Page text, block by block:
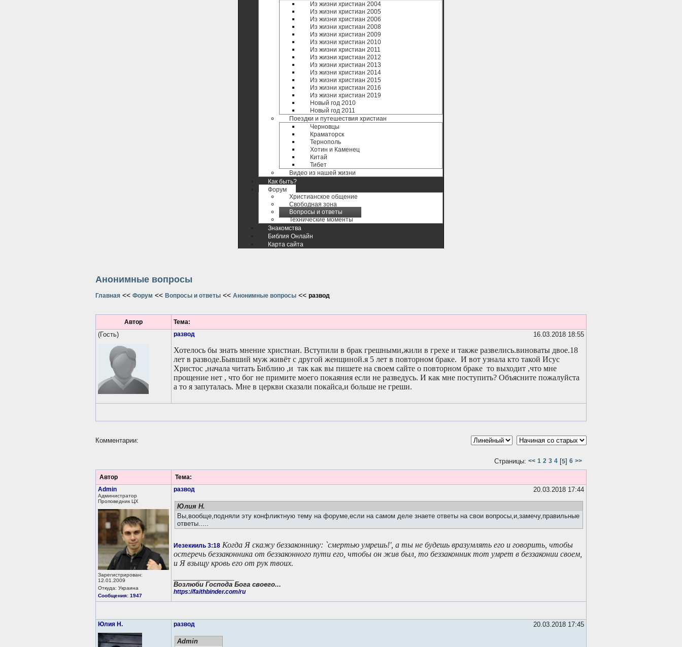
Из жизни христиан 2004
Из жизни христиан 2005
Из жизни христиан 2006
Из жизни христиан 2008
Из жизни христиан 2009
Из жизни христиан 2010
Из жизни христиан 2011
Из жизни христиан 2012
Из жизни христиан 2013
Из жизни христиан 2014
Из жизни христиан 2015
Из жизни христиан 2016
Из жизни христиан 2019
Новый год 2010
Новый год 2011
Поездки и путешествия христиан
Черновцы
Краматорск
Тернополь
Хотин и Каменец
Китай
Тибет
Видео из нашей жизни
Как быть?
Форум
Христианское общение
Свободная зона
Вопросы и ответы
Технические моменты
Знакомства
Библия Онлайн
Карта сайта
Анонимные вопросы
Главная << Форум << Вопросы и ответы << Анонимные вопросы << развод
Автор Тема:
(Гость) развод 16.03.2018 18:55
Хотелось бы знать мнение христиан. Вступили в брак грешными,жили в грехе и также развелись.виноваты двое.18
лет в разводе.Бывший муж живёт с другой женщиной.я 5 лет в повторном браке. И вот узнала кто такой Исус
Христос ,начала читать Библию ,и так как вы пишете на своем сайте о повторном браке то выходит ,что мне
прощение нет , что бог не примите моего покаяния если не разведусь. И как мне поступить? Объясните пожалуйста
а то я запуталась. Мне в церкви сказали покайса,и больше не греши.
Комментарии:
Страницы: << 1 2 3 4 [5] 6 >>
Автор
Тема:
Admin
Администратор
Проповедник ЦХ
Зарегистрирован:
12.01.2009
Откуда: Украина
Сообщения: 1947
развод 20.03.2018 17:44
Юлия Н.
Вы,вообще,подняли эту конфликтную тему на форуме,если на самом деле знаете ответы на свои вопросы,и,замечу,правильные
ответы.....
Иезекииль 3:18 Когда Я скажу беззаконнику: `смертью умрешь!', а ты не будешь вразумлять его и говорить, чтобы
остеречь беззаконника от беззаконного пути его, чтобы он жив был, то беззаконник тот умрет в беззаконии своем,
и Я взыщу кровь его от рук твоих.
Возлюби Господа Бога своего...
https://faithbinder.com/ru
Юлия Н. развод 20.03.2018 17:45
Admin